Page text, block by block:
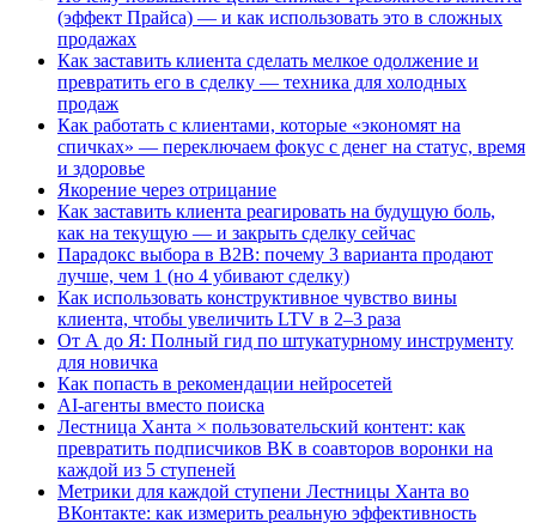
(эффект Прайса) — и как использовать это в сложных
продажах
Как заставить клиента сделать мелкое одолжение и
превратить его в сделку — техника для холодных
продаж
Как работать с клиентами, которые «экономят на
спичках» — переключаем фокус с денег на статус, время
и здоровье
Якорение через отрицание
Как заставить клиента реагировать на будущую боль,
как на текущую — и закрыть сделку сейчас
Парадокс выбора в B2B: почему 3 варианта продают
лучше, чем 1 (но 4 убивают сделку)
Как использовать конструктивное чувство вины
клиента, чтобы увеличить LTV в 2–3 раза
От А до Я: Полный гид по штукатурному инструменту
для новичка
Как попасть в рекомендации нейросетей
AI-агенты вместо поиска
Лестница Ханта × пользовательский контент: как
превратить подписчиков ВК в соавторов воронки на
каждой из 5 ступеней
Метрики для каждой ступени Лестницы Ханта во
ВКонтакте: как измерить реальную эффективность